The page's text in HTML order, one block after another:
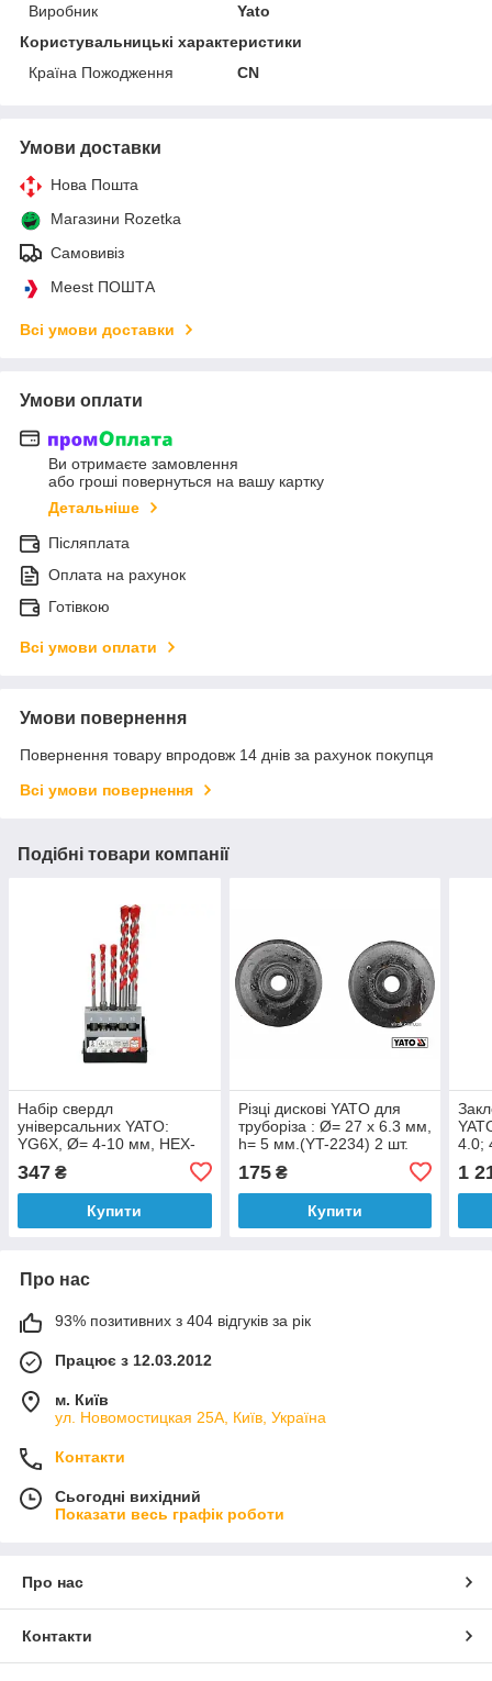
Виробник
Yato
Користувальницькі характеристики
Країна Пожодження
CN
Умови доставки
Нова Пошта
Магазини Rozetka
Самовивіз
Meest ПОШТА
Всі умови доставки
Умови оплати
Ви отримаєте замовлення
або гроші повернуться на вашу картку
Детальніше
Післяплата
Оплата на рахунок
Готівкою
Всі умови оплати
Умови повернення
Повернення товару впродовж 14 днів за рахунок покупця
Всі умови повернення
Подібні товари компанії
Набір свердл
універсальних YATO:
YG6X, Ø= 4-10 мм, HEX-
347 ₴
Купити
Різці дискові YATO для
труборіза : Ø= 27 х 6.3 мм,
h= 5 мм.(YT-2234) 2 шт.
175₴
Купити
4.0;
1
Про нас
93% позитивних з 404 відгуків за рік
Працює з 12.03.2012
м. Київ
ул. Новомостицкая 25А, Київ, Україна
Контакти
Сьогодні вихідний
Показати весь графік роботи
Про нас
Контакти